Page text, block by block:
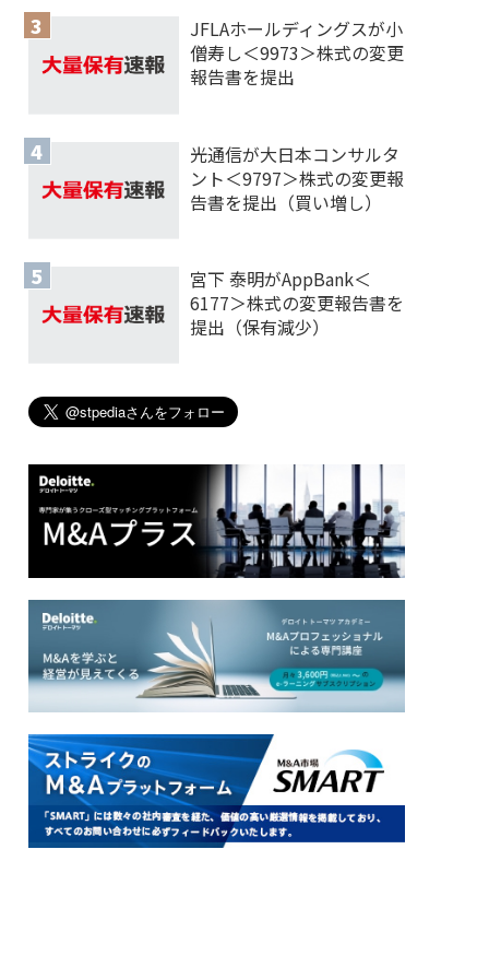
JFLAホールディングスが小
僧寿し＜9973＞株式の変更
報告書を提出
光通信が大日本コンサルタ
ント＜9797＞株式の変更報
告書を提出（買い増し）
宮下 泰明がAppBank＜
6177＞株式の変更報告書を
提出（保有減少）